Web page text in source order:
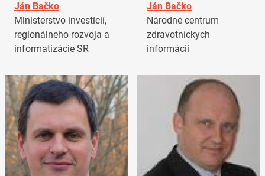
Ján Bačko
Ministerstvo investícií,
regionálneho rozvoja a
informatizácie SR
Ján Bačko
Národné centrum
zdravotníckych
informácií